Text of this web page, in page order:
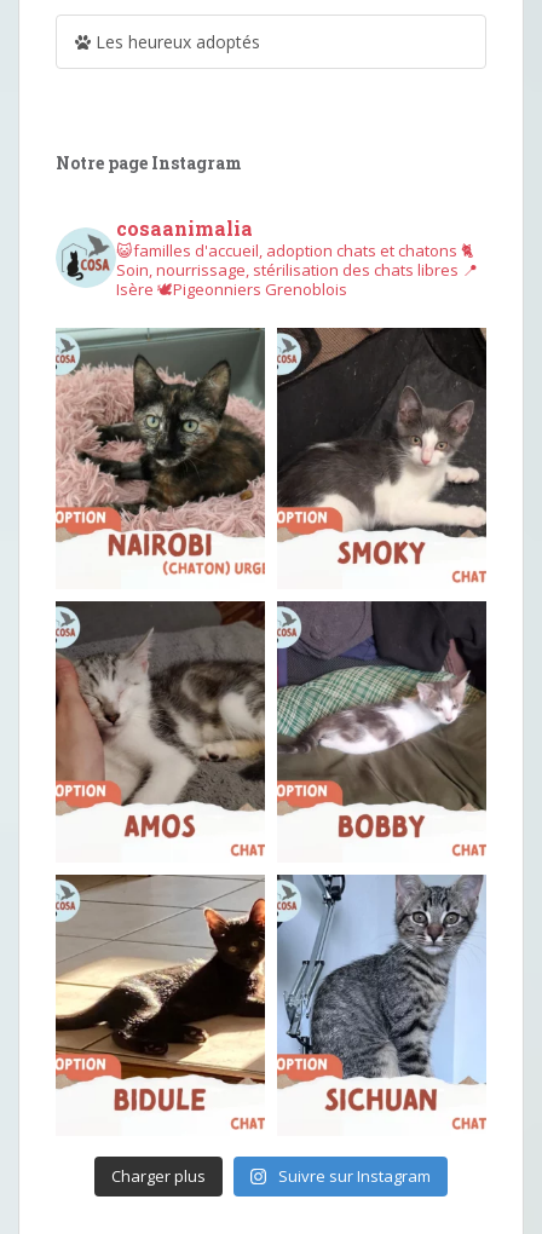
Les heureux adoptés
Notre page Instagram
cosaanimalia
😺familles d'accueil, adoption chats et chatons 🐈
Soin, nourrissage, stérilisation des chats libres 📍
Isère 🕊︎Pigeonniers Grenoblois
Charger plus Suivre sur Instagram